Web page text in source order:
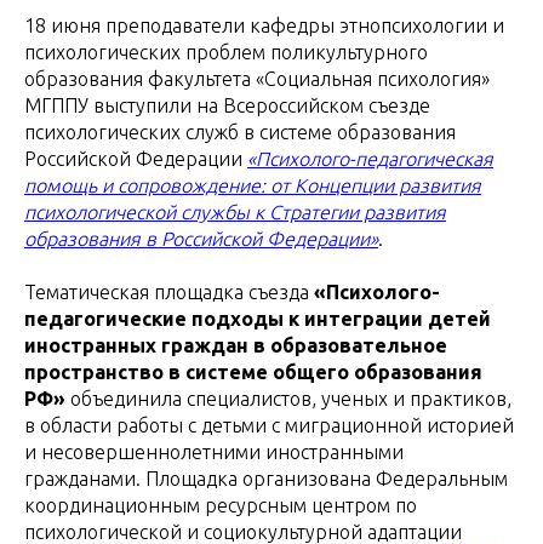
18 июня преподаватели кафедры этнопсихологии и
психологических проблем поликультурного
образования факультета «Социальная психология»
МГППУ выступили на Всероссийском съезде
психологических служб в системе образования
Российской Федерации «Психолого-педагогическая
помощь и сопровождение: от Концепции развития
психологической службы к Стратегии развития
образования в Российской Федерации».
Тематическая площадка съезда «Психолого-
педагогические подходы к интеграции детей
иностранных граждан в образовательное
пространство в системе общего образования
РФ» объединила специалистов, ученых и практиков,
в области работы с детьми с миграционной историей
и несовершеннолетними иностранными
гражданами. Площадка организована Федеральным
координационным ресурсным центром по
психологической и социокультурной адаптации